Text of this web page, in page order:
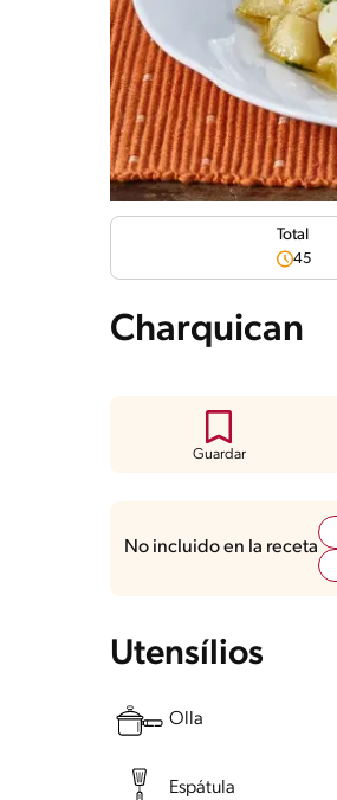
Total
45
Charquican
Guardar
No incluido en la receta
Utensílios
Olla
Espátula